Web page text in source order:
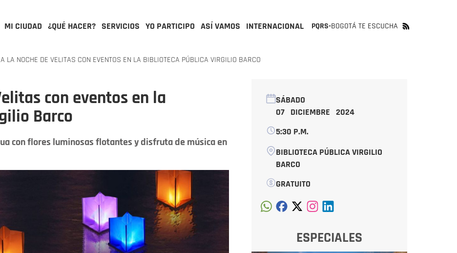
MI CIUDAD ¿QUÉ HACER? SERVICIOS YO PARTICIPO ASÍ VAMOS INTERNACIONAL PQRS-BOGOTÁ TE ESCUCHA
LA NOCHE DE VELITAS CON EVENTOS EN LA BIBLIOTECA PÚBLICA VIRGILIO BARCO
con eventos en la
Barco
con flores luminosas flotantes y disfruta de música en
SÁBADO
07 DICIEMBRE 2024
5:30 P.M.
BIBLIOTECA PÚBLICA VIRGILIO
BARCO
GRATUITO
ESPECIALES